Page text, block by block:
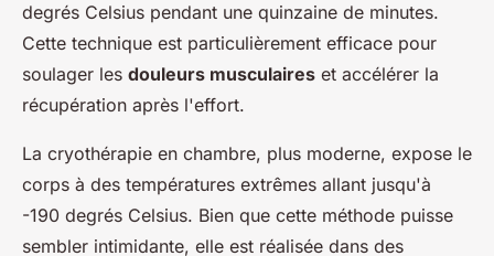
degrés Celsius pendant une quinzaine de minutes.
Cette technique est particulièrement efficace pour
soulager les douleurs musculaires et accélérer la
récupération après l'effort.
La cryothérapie en chambre, plus moderne, expose le
corps à des températures extrêmes allant jusqu'à
-190 degrés Celsius. Bien que cette méthode puisse
sembler intimidante, elle est réalisée dans des